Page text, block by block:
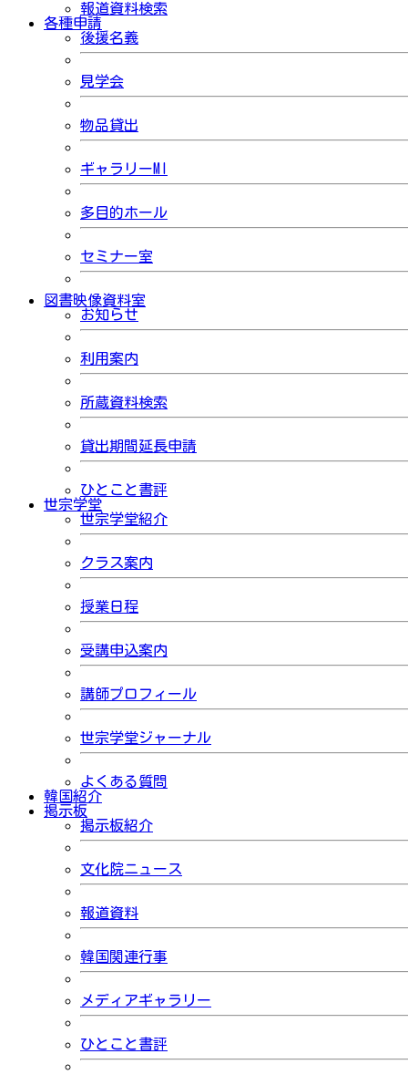
報道資料検索
各種申請
後援名義
見学会
物品貸出
ギャラリーMI
多目的ホール
セミナー室
図書映像資料室
お知らせ
利用案内
所蔵資料検索
貸出期間延長申請
ひとこと書評
世宗学堂
世宗学堂紹介
クラス案内
授業日程
受講申込案内
講師プロフィール
世宗学堂ジャーナル
よくある質問
韓国紹介
掲示板
掲示板紹介
文化院ニュース
報道資料
韓国関連行事
メディアギャラリー
ひとこと書評